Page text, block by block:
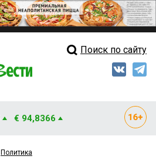
Свежий выпускПоиск по сайту
€ 94,8366
Политика